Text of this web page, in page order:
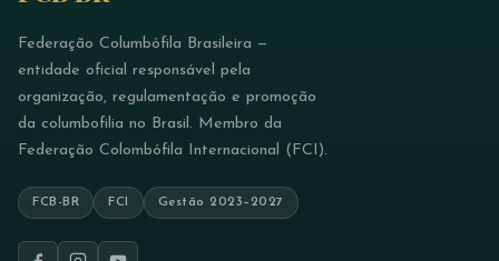
Federação Columbófila Brasileira —
entidade oficial responsável pela
organização, regulamentação e promoção
da columbofilia no Brasil. Membro da
Federação Colombófila Internacional (FCI).
FCB-BR FCI Gestão 2023–2027